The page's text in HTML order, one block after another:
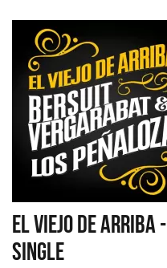
EL VIEJO DE ARRIBA -
SINGLE